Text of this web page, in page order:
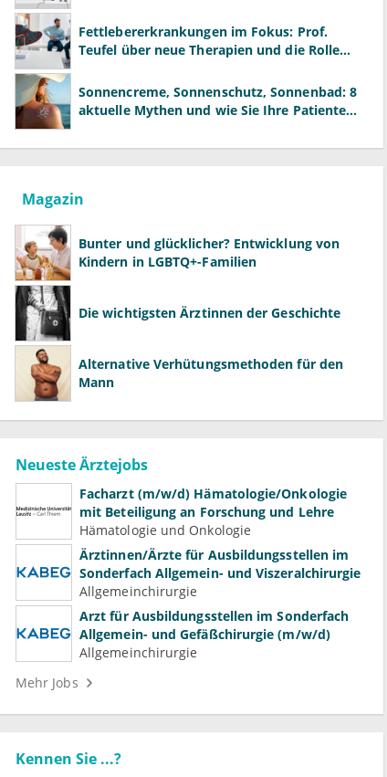
Fettlebererkrankungen im Fokus: Prof.
Teufel über neue Therapien und die Rolle
Sonnencreme, Sonnenschutz, Sonnenbad: 8
aktuelle Mythen und wie Sie Ihre Patienten
Magazin
Bunter und glücklicher? Entwicklung von
Kindern in LGBTQ+-Familien
Die wichtigsten Ärztinnen der Geschichte
Alternative Verhütungsmethoden für den
Mann
Neueste Ärztejobs
Facharzt (m/w/d) Hämatologie/Onkologie
mit Beteiligung an Forschung und Lehre
Hämatologie und Onkologie
Ärztinnen/Ärzte für Ausbildungsstellen im
Sonderfach Allgemein- und Viszeralchirurgie
Allgemeinchirurgie
Arzt für Ausbildungsstellen im Sonderfach
Allgemein- und Gefäßchirurgie (m/w/d)
Allgemeinchirurgie
Mehr Jobs
Kennen Sie ...?